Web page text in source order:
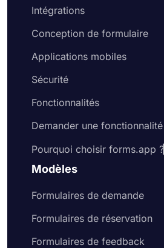
Intégrations
Conception de formulaire
Applications mobiles
Sécurité
Fonctionnalités
Demander une fonctionnalité
Pourquoi choisir forms.app ?
Modèles
Formulaires de demande
Formulaires de réservation
Formulaires de feedback